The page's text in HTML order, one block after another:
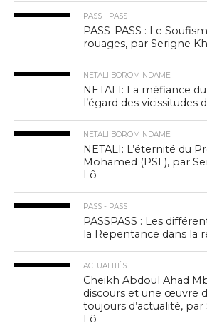
PASS - PASS
PASS-PASS : Le
rouages, par Serigne
NETALI BOROM NDAME
NETALI: La méfiance
l’égard des vicissitudes
NETALI BOROM NDAME
NETALI: L’éternité du
Mohamed (PSL), par
Lô
PASS - PASS
PASSPASS : Les
la Repentance dans la
ACTUALITÉS
Cheikh Abdoul Ahad
discours et une œuvre
toujours d’actualité,
Lô